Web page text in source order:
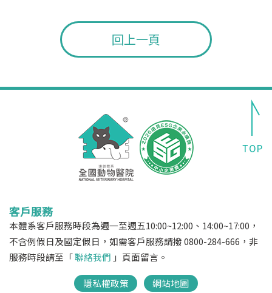
回上一頁
客戶服務
本體系客戶服務時段為週一至週五10:00~12:00、14:00~17:00，
不含例假日及國定假日，如需客戶服務請撥 0800-284-666，非
服務時段請至「聯絡我們 」頁面留言。
隱私權政策 網站地圖